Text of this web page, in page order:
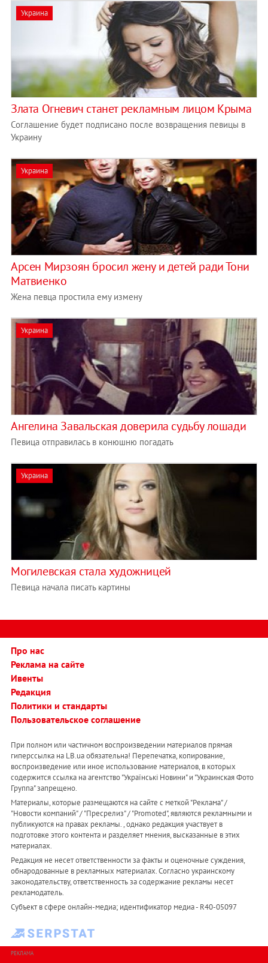
Украина
Злата Огневич станет рекламным лицом Крыма
Соглашение будет подписано после возвращения певицы в
Украину
Украина
Арсен Мирзоян бросил жену и детей ради Тони
Матвиенко
Жена певца простила ему измену
Украина
Ангелина Завальская доверила судьбу лошади
Певица отправилась в конюшню погадать
Украина
Могилевская стала художницей
Певица начала писать картины
Про нас
Реклама на сайте
Ивенты
Редакция
Политики и стандарты
Пользовательское соглашение
При полном или частичном воспроизведении материалов прямая
гиперссылка на LB.ua обязательна! Перепечатка, копирование,
воспроизведение или иное использование материалов, в которых
содержится ссылка на агентство "Українськi Новини" и "Украинская Фото
Группа" запрещено.
Материалы, которые размещаются на сайте с меткой "Реклама" /
"Новости компаний" / "Пресрелиз" / "Promoted", являются рекламными и
публикуются на правах рекламы. , однако редакция участвует в
подготовке этого контента и разделяет мнения, высказанные в этих
материалах.
Редакция не несет ответственности за факты и оценочные суждения,
обнародованные в рекламных материалах. Согласно украинскому
законодательству, ответственность за содержание рекламы несет
рекламодатель.
Субъект в сфере онлайн-медиа; идентификатор медиа - R40-05097
РЕКЛАМА